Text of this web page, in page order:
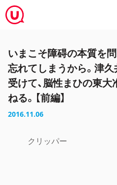
いまこそ障碍の本質を
忘れてしまうから。津
受けて、脳性まひの東大
ねる。【前編】
2016.11.06
クリッパー